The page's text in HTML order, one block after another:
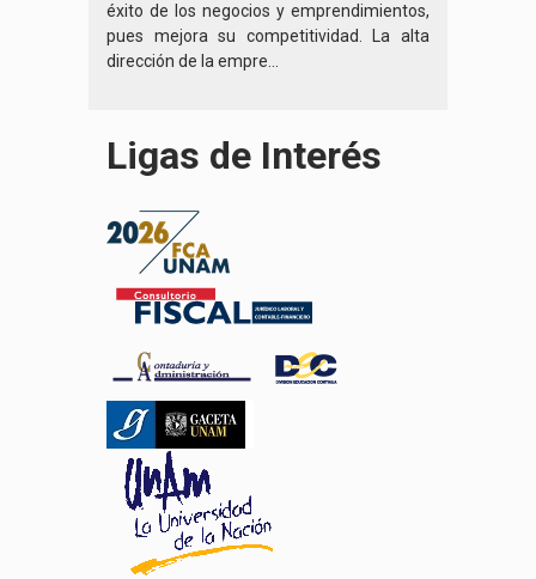
éxito de los negocios y emprendimientos,
pues mejora su competitividad. La alta
dirección de la empre...
Ligas de Interés